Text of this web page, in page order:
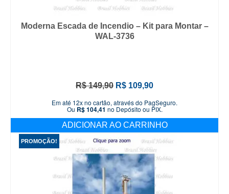
Moderna Escada de Incendio – Kit para Montar –
WAL-3736
R$149,90 O
original
era:
R$ 149,90.
R$ 109,90O
atual
é:
R$ 109,90.
Em até 12x no cartão, através do PagSeguro.
Ou R$104,41 no Depósito ou PIX.
ADICIONAR AO CARRINHO
PROMOÇÃO!